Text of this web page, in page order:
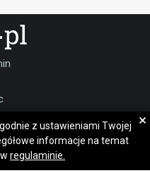
z ustawieniami Twojej
informacje na temat
regulaminie.
×